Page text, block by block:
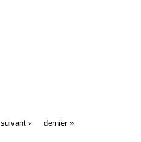
suivant › dernier »